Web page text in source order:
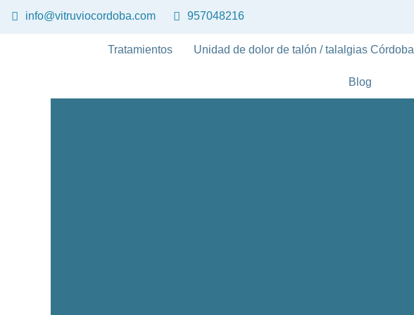
info@vitruviocordoba.com 957048216
Tratamientos Unidad de dolor de talón / talalgias Córdoba
Blog